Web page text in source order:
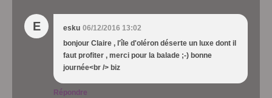
E esku 06/12/2016 13:02
bonjour Claire , l'île d'oléron déserte un luxe dont il
faut profiter , merci pour la balade ;-) bonne
journée<br /> biz
Répondre